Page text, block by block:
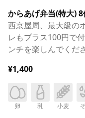
からあげ弁当(特大)
西京屋周、最大級の
レもプラス100円で
ンチを楽しんでくだ
¥1,400
卵 乳 小麦